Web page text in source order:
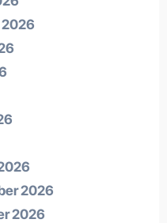
2026
2026
2026